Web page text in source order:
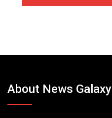
About News Galaxy